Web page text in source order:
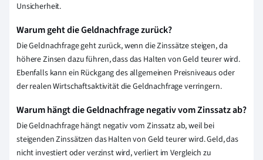
Unsicherheit.
Warum geht die Geldnachfrage zurück?
Die Geldnachfrage geht zurück, wenn die Zinssätze steigen, da
höhere Zinsen dazu führen, dass das Halten von Geld teurer wird.
Ebenfalls kann ein Rückgang des allgemeinen Preisniveaus oder
der realen Wirtschaftsaktivität die Geldnachfrage verringern.
Warum hängt die Geldnachfrage negativ vom Zinssatz ab?
Die Geldnachfrage hängt negativ vom Zinssatz ab, weil bei
steigenden Zinssätzen das Halten von Geld teurer wird. Geld, das
nicht investiert oder verzinst wird, verliert im Vergleich zu